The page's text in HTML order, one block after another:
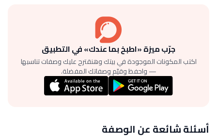
جرّب ميزة «اطبخ بما عندك» في التطبيق
اكتب المكونات الموجودة في بيتك وهنقترح عليك وصفات تناسبها
— واحفظ وقيّم وصفاتك المفضلة.
أسئلة شائعة عن الوصفة